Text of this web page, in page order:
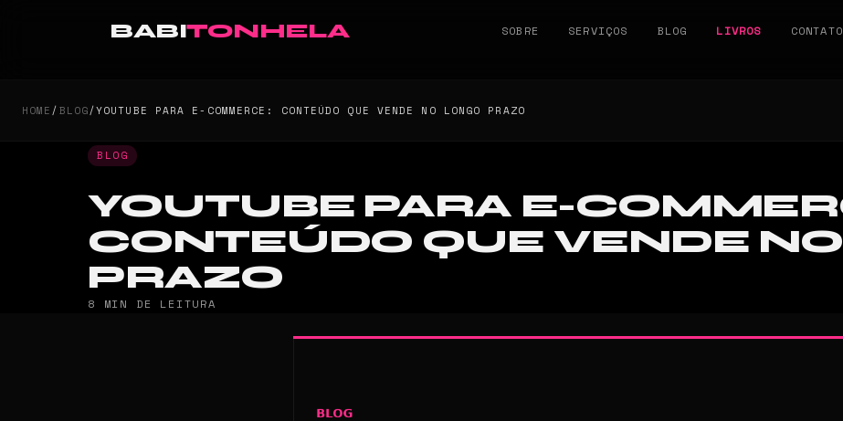
BABITONHELA SOBRE SERVIÇOS BLOG LIVROS CONTATO
HOME/BLOG/YOUTUBE PARA E-COMMERCE: CONTEÚDO QUE VENDE NO LONGO PRAZO
BLOG
YOUTUBE PARA E-
CONTEÚDO QUE VENDE
PRAZO
8 MIN DE LEITURA